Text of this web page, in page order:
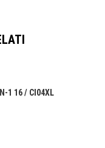
1 16 / CI04XL